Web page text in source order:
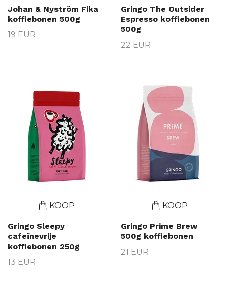
Johan & Nyström Fika
koffiebonen 500g
19 EUR
Gringo The Outsider
Espresso koffiebonen
500g
22 EUR
KOOP
Gringo Sleepy
cafeïnevrije
koffiebonen 250g
13 EUR
KOOP
Gringo Prime Brew
500g koffiebonen
21 EUR